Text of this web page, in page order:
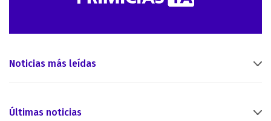
Noticias más leídas
Últimas noticias